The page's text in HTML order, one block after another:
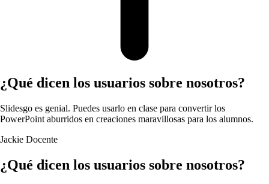
¿Qué dicen los usuarios sobre nosotros?
Slidesgo es genial. Puedes usarlo en clase para convertir los
PowerPoint aburridos en creaciones maravillosas para los alumnos.
Jackie Docente
¿Qué dicen los usuarios sobre nosotros?